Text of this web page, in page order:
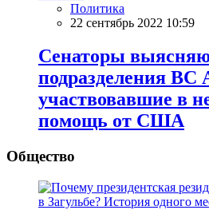
Политика
22 сентябрь 2022 10:59
Сенаторы
подразделения ВС
участвовавшие в
помощь от США
Общество